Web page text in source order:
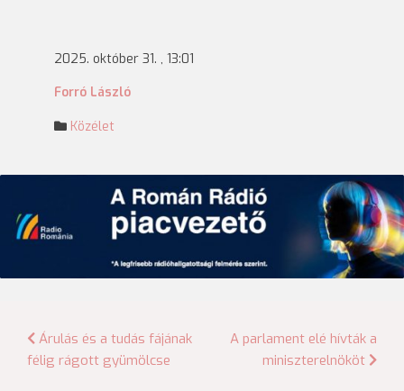
2025. október 31. , 13:01
Forró László
Közélet
Bejegyzés
navigáció
Árulás és a tudás fájának
félig rágott gyümölcse
A parlament elé hívták a
miniszterelnököt